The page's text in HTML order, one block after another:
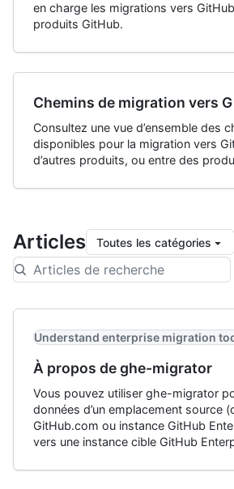
en charge les migrations vers
produits GitHub.
Chemins de migration vers
Consultez une vue d’ensemble des
disponibles pour la migration vers
d’autres produits, ou entre des
Articles Toutes les catégories
Understand enterprise migration
À propos de ghe-migrator
Vous pouvez utiliser ghe-migrator
données d’un emplacement source
GitHub.com ou instance GitHub
vers une instance cible GitHub